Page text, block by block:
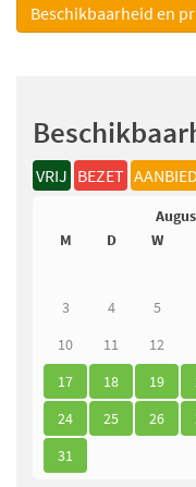
Beschikbaarheid en
VRIJ BEZET
M
D W
3
4 5
10
11 12
17
18 19
24
25 26
31